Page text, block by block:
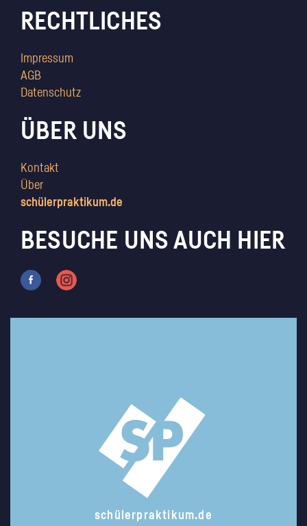
RECHTLICHES
Impressum
AGB
Datenschutz
ÜBER UNS
Kontakt
Über
schülerpraktikum.de
BESUCHE UNS AUCH HIER
schülerpraktikum.de